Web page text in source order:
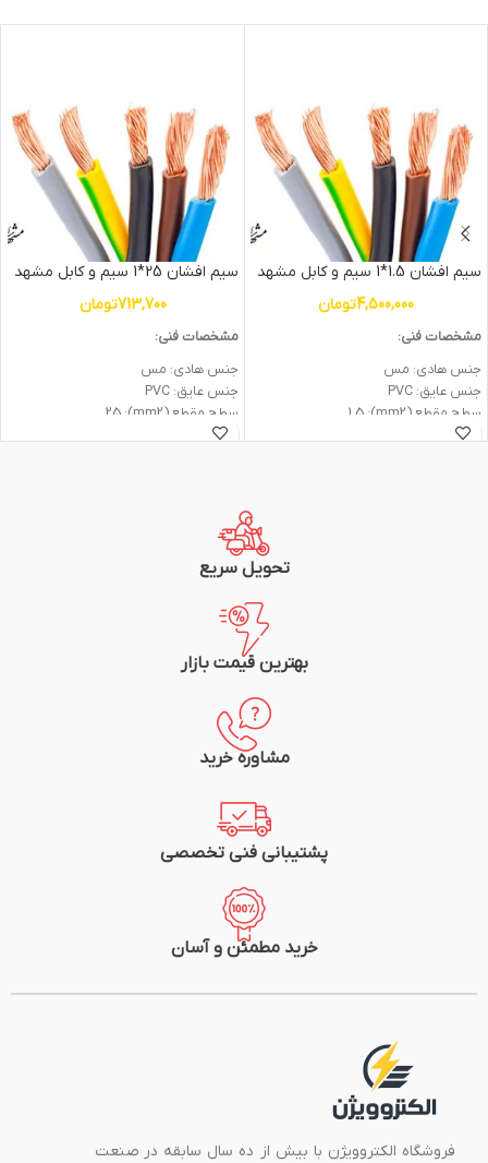
سیم افشان 1.5*1 سیم و کابل مشهد
4,500,000تومان
مشخصات فنی:
جنس هادی: مس
جنس عایق: PVC
سطح مقطع (mm2): 1.5
ولتاژ اسمی (V): 450/750
سیم افشان 25*1 سیم و کابل مشهد
713,700تومان
مشخصات فنی:
جنس هادی: مس
جنس عایق: PVC
سطح مقطع (mm2): 25
ولتاژ اسمی (V): 450/750
شرکت سازنده: سیم و کابل مشهد
تحویل سریع
بهترین قیمت بازار
مشاوره خرید
پشتیبانی فنی تخصصی
خرید مطمئن و آسان
فروشگاه الکتروویژن با بیش از ده سال سابقه در صنعت